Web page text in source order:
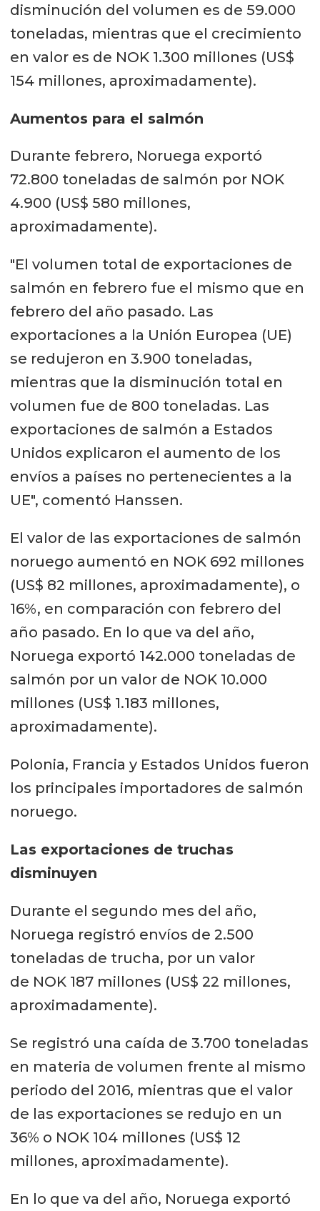
disminución del volumen es de 59.000
toneladas, mientras que el crecimiento
en valor es de NOK 1.300 millones (US$
154 millones, aproximadamente).
Aumentos para el salmón
Durante febrero, Noruega exportó
72.800 toneladas de salmón por NOK
4.900 (US$ 580 millones,
aproximadamente).
"El volumen total de exportaciones de
salmón en febrero fue el mismo que en
febrero del año pasado. Las
exportaciones a la Unión Europea (UE)
se redujeron en 3.900 toneladas,
mientras que la disminución total en
volumen fue de 800 toneladas. Las
exportaciones de salmón a Estados
Unidos explicaron el aumento de los
envíos a países no pertenecientes a la
UE", comentó Hanssen.
El valor de las exportaciones de salmón
noruego aumentó en NOK 692 millones
(US$ 82 millones, aproximadamente), o
16%, en comparación con febrero del
año pasado. En lo que va del año,
Noruega exportó 142.000 toneladas de
salmón por un valor de NOK 10.000
millones (US$ 1.183 millones,
aproximadamente).
Polonia, Francia y Estados Unidos fueron
los principales importadores de salmón
noruego.
Las exportaciones de truchas
disminuyen
Durante el segundo mes del año,
Noruega registró envíos de 2.500
toneladas de trucha, por un valor
de NOK 187 millones (US$ 22 millones,
aproximadamente).
Se registró una caída de 3.700 toneladas
en materia de volumen frente al mismo
periodo del 2016, mientras que el valor
de las exportaciones se redujo en un
36% o NOK 104 millones (US$ 12
millones, aproximadamente).
En lo que va del año, Noruega exportó